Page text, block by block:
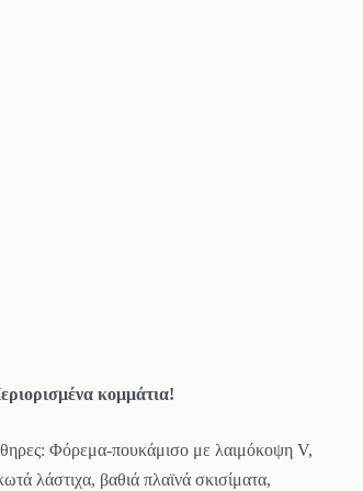
κομμάτια!
Φόρεμα-πουκάμισο με λαιμόκοψη V,
λάστιχα, βαθιά πλαϊνά σκισίματα,